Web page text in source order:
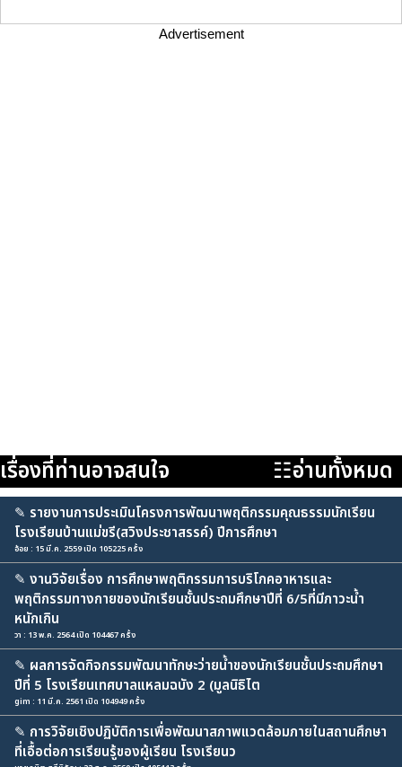
Advertisement
เรื่องที่ท่านอาจสนใจ ☷อ่านทั้งหมด
✎ รายงานการประเมินโครงการพัฒนาพฤติกรรมคุณธรรมนักเรียน
โรงเรียนบ้านแม่ขรี(สวิงประชาสรรค์) ปีการศึกษา
อ้อย : 15 มี.ค. 2559 เปิด 105225 ครั้ง
✎ งานวิจัยเรื่อง การศึกษาพฤติกรรมการบริโภคอาหารและ
พฤติกรรมทางกายของนักเรียนชั้นประถมศึกษาปีที่ 6/5ที่มีภาวะน้ำ
หนักเกิน
วา : 13 พ.ค. 2564 เปิด 104467 ครั้ง
✎ ผลการจัดกิจกรรมพัฒนาทักษะว่ายน้ำของนักเรียนชั้นประถมศึกษา
ปีที่ 5 โรงเรียนเทศบาลแหลมฉบัง 2 (มูลนิธิไต
gim : 11 มี.ค. 2561 เปิด 104949 ครั้ง
✎ การวิจัยเชิงปฏิบัติการเพื่อพัฒนาสภาพแวดล้อมภายในสถานศึกษา
ที่เอื้อต่อการเรียนรู้ของผู้เรียน โรงเรียนว